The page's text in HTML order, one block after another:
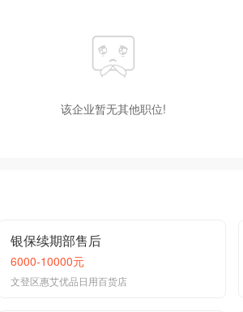
该企业暂无其他职位!
银保续期部售后
6000-10000元
文登区惠艾优品日用百货店